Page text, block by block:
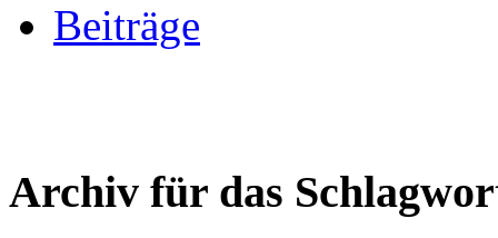
Beiträge
Archiv für das